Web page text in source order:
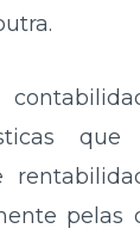
pelas